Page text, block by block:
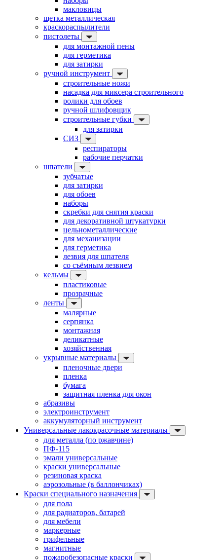
макловицы
щетка металлическая
краскораспылители
пистолеты
для монтажной пены
для герметика
для затирки
ручной инструмент
строительные ножи
насадка для миксера строительного
ролики для обоев
ручной шлифовщик
строительные губки
для затирки
СИЗ
респираторы
рабочие перчатки
шпатели
зубчатые
для затирки
для обоев
наборы
скребки для снятия краски
для декоративной штукатурки
цельнометаллические
для механизации
для герметика
лезвия для шпателя
со съёмным лезвием
кельмы
пластиковые
прозрачные
ленты
малярные
серпянка
монтажная
деликатные
хозяйственная
укрывные материалы
пленочные двери
пленка
бумага
защитная пленка для окон
абразивы
электроинструмент
аккумуляторный инструмент
Универсальные лакокрасочные материалы
для металла (по ржавчине)
ПФ-115
эмали универсальные
краски универсальные
резиновая краска
аэрозольные (в баллончиках)
Краски специального назначения
для пола
для радиаторов, батарей
для мебели
маркерные
грифельные
магнитные
пожаробезопасные краски